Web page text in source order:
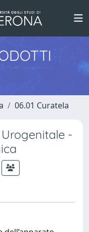
06.01 Curatela
-